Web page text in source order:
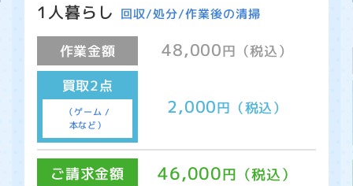
1人暮らし 回収/処分/作業後の清掃
作業金額 48,000円（税込）
買取2点
（ゲーム /
本など）
2,000円（税込）
ご請求金額 46,000円（税込）